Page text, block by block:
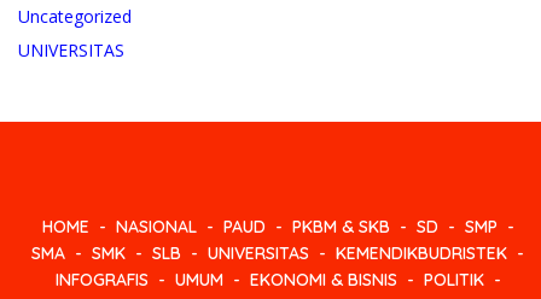
Uncategorized
UNIVERSITAS
HOME NASIONAL PAUD PKBM & SKB SD
SMP
SMA
SMK SLB UNIVERSITAS
KEMENDIKBUDRISTEK
INFOGRAFIS
UMUM EKONOMI & BISNIS
POLITIK